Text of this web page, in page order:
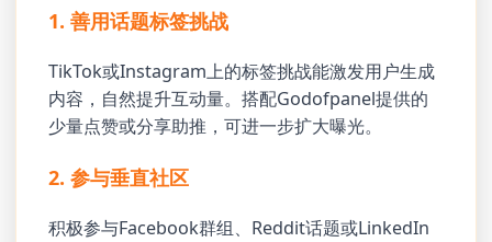
1. 善用话题标签挑战
TikTok或Instagram上的标签挑战能激发用户生成
内容，自然提升互动量。搭配Godofpanel提供的
少量点赞或分享助推，可进一步扩大曝光。
2. 参与垂直社区
积极参与Facebook群组、Reddit话题或LinkedIn